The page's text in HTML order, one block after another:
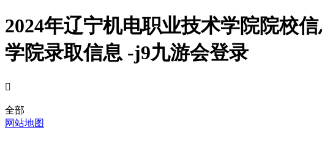
2024年辽宁机电职业技术学院院校
学院录取信息 -j9九游会登录

全部
网站地图